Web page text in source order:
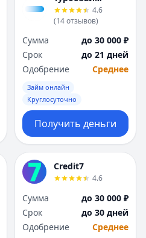
4.6
(14отзывов)
Сумма
до 30 000 ₽
Срок
до 21 дней
Одобрение
Среднее
Займ онлайн
Круглосуточно
Получить деньги
Credit7
4.6
Сумма
до 30 000 ₽
Срок
до 30 дней
Одобрение
Среднее